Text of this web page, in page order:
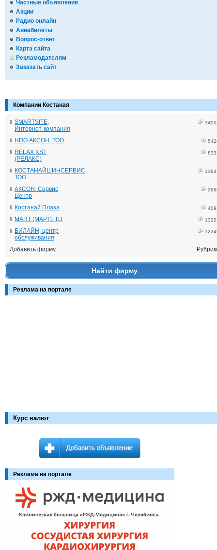
Частные объявления
Акции
Радио онлайн
Авиабилеты
Вопрос-ответ
Карта сайта
Рекламодателям
Заказать сайт
Компании Костаная
SMARTSITE,
Интернет-компания
НПО АКСОН, ТОО
RELAX KST
(РЕЛАКС)
КОСТАНАЙШИНСЕРВИС,
ТОО
АКСОН, Сервис
Центр
Костанай Плаза
MART (МАРТ), ТЦ
БИЛАЙН, центр
обслуживания
Добавить фирму
Найти фирму
Реклама на портале
Курс валют
Реклама на портале